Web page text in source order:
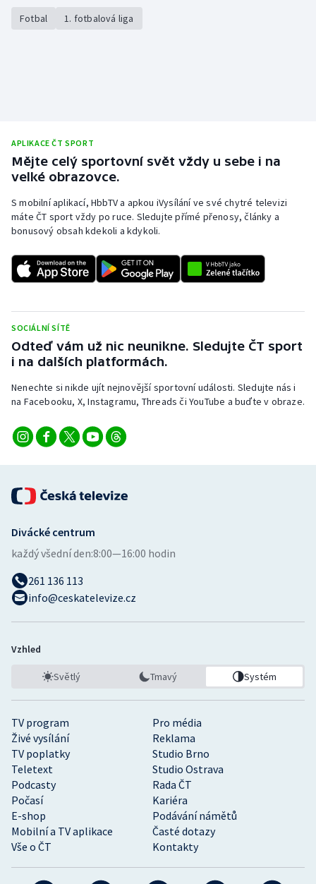
Plavání
Rychlostní kanoistika
Sportovní střelba
Stolní tenis
Veslování
Vodní slalom
Volejbal
Ostatní
Fotbal 1. fotbalová liga
APLIKACE ČT SPORT
Mějte celý sportovní svět vždy u sebe i na
velké obrazovce.
S mobilní aplikací, HbbTV a apkou iVysílání ve své chytré televizi
máte ČT sport vždy po ruce. Sledujte přímé přenosy, články a
bonusový obsah kdekoli a kdykoli.
SOCIÁLNÍ SÍTĚ
Odteď vám už nic neunikne. Sledujte ČT sport
i na dalších platformách.
Nenechte si nikde ujít nejnovější sportovní události. Sledujte nás i
na Facebooku, X, Instagramu, Threads či YouTube a buďte v obraze.
TV program
Pro média
Živé vysílání
Reklama
TV poplatky
Studio Brno
Teletext
Studio Ostrava
Podcasty
Rada ČT
Počasí
Kariéra
E-shop
Podávání námětů
Mobilní a TV aplikace
Časté dotazy
Vše o ČT
Kontakty
Divácké centrum
každý všední den:8:00—16:00 hodin
261 136 113
info@ceskatelevize.cz
Vzhled
Světlý Tmavý Systém